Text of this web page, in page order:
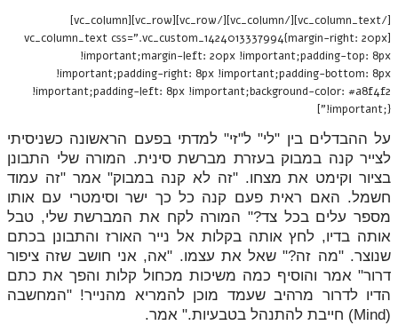
[/vc_column_text][/vc_column][/vc_row][vc_row][vc_column]
[vc_column_text css=".vc_custom_1424013337994{margin-right: 20px
!important;margin-left: 20px !important;padding-top: 8px
!important;padding-right: 8px !important;padding-bottom: 8px
!important;padding-left: 8px !important;background-color: #a8f4f2
!important;}"]
על ההבדלים בין "לי" ל"זי" למדתי בפעם הראשונה כשניסיתי
לצייר קנה במבוק בעזרת מברשת סינית. המורה שלי התבונן
בציור וקימט את מצחו. "זה לא קנה במבוק" אמר "זה עמוד
חשמל. האם ראית פעם קנה כל כך ישר וסימטרי עם אותו
מספר עלים בכל צד?" המורה לקח את המברשת שלי, טבל
אותה בדיו, לחץ אותה בקלות אל נייר האורז והתבונן בכתם
שנוצר. "מה זה?" שאל את עצמו. "אה, אני חושב שזה ציפור
דרור" אמר והוסיף כמה משיכות מכחול קלות והפך את כתם
הדיו לדרור מרהיב שעמד מוכן להמריא מהנייר! "המחשבה
(Mind) חייבת להתנהל בטבעיות." אמר.